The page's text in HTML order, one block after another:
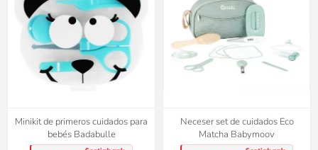
Minikit de primeros cuidados para
bebés Badabulle
Neceser set de cuidados Eco
Matcha Babymoov